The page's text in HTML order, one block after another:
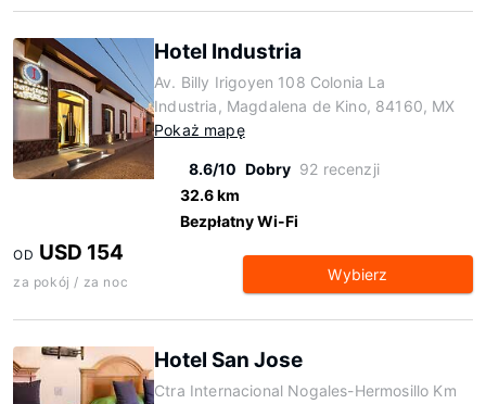
Hotel Industria
Av. Billy Irigoyen 108 Colonia La
Industria, Magdalena de Kino, 84160, MX
Pokaż mapę
8.6/10 Dobry 92 recenzji
32.6 km
Bezpłatny Wi-Fi
OD USD 154
za pokój / za noc Wybierz
Hotel San Jose
Ctra Internacional Nogales-Hermosillo Km